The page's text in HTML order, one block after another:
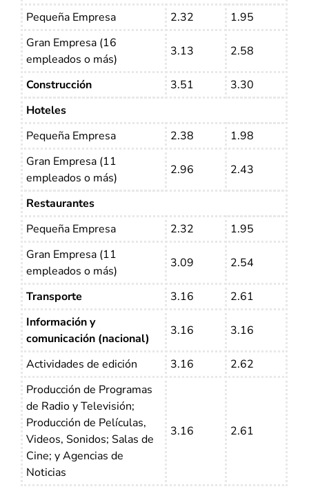
Pequeña Empresa
2.32
1.95
Gran Empresa (16
empleados o más)
3.13 2.58
Construcción 3.51
3.30
Hoteles
Pequeña Empresa
2.38
1.98
Gran Empresa (11
empleados o más)
2.96 2.43
Restaurantes
Pequeña Empresa
2.32
1.95
Gran Empresa (11
empleados o más)
3.09 2.54
Transporte 3.16
2.61
Información y
comunicación (nacional)
3.16 3.16
Actividades de edición 3.16
2.62
Producción de Programas
de Radio y Televisión;
Producción de Películas,
Videos, Sonidos; Salas de
Cine; y Agencias de
Noticias
3.16 2.61